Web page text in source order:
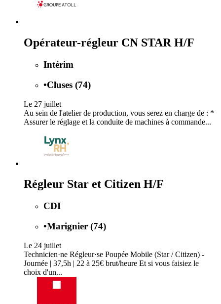
Opérateur-régleur CN STAR H/F
Intérim
•Cluses (74)
Le 27 juillet
Au sein de l'atelier de production, vous serez en charge de : *
Assurer le réglage et la conduite de machines à commande...
Régleur Star et Citizen H/F
CDI
•Marignier (74)
Le 24 juillet
Technicien·ne Régleur·se Poupée Mobile (Star / Citizen) -
Journée | 37,5h | 22 à 25€ brut/heure Et si vous faisiez le
choix d'un...